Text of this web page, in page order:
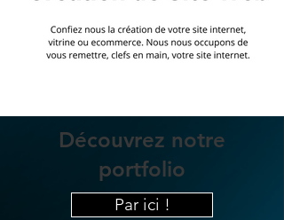
Découvrez notre
portfolio
Par ici !